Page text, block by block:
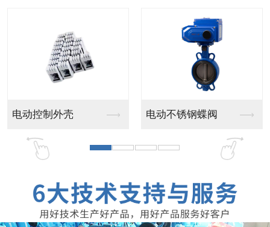
气动V型法兰调节球阀 气动PPH球阀